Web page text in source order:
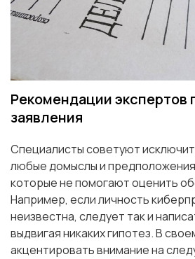
Рекомендации
заявления
Специалисты советуют
любые домыслы и
которые не помогают оценить
Например, если личность
неизвестна, следует так и
выдвигая никаких гипотез. В
акцентировать внимание на